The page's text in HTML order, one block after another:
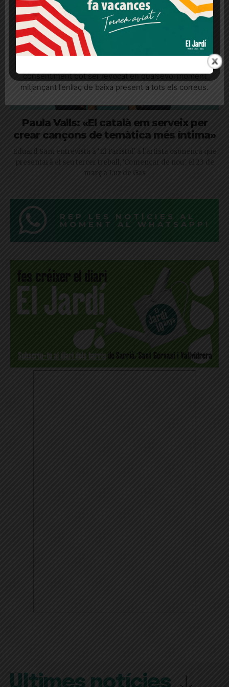
Paula Valls: «El català em serveix per
crear cançons de temàtica més íntima»
Eduard Sant entrevista a 'El Faristol' a l'artista osonenca que
presentarà el seu tercer treball, 'Començar de nou', el 23 de
març a Luz de Gas
REP LES NOTÍCIES AL
MOMENT AL WHATSAPP!
Últimes notícies
Més informació Acceptar Rebutjar tot
Quan l’usuari crea un compte al Diari el Jardí, dona el
seu consentiment explícit per rebre comunicacions
consentiment pot ser revocat en qualsevol moment
mitjançant l’enllaç de baixa present a tots els correus.